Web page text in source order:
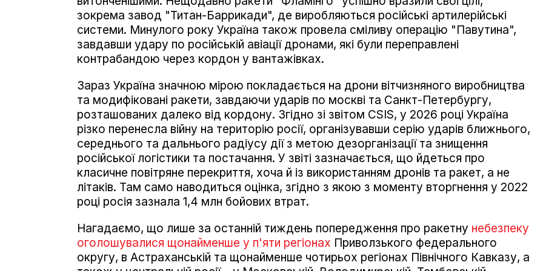
зокрема завод "Титан-Баррикади", де виробляються російські артилерійські
системи. Минулого року Україна також провела сміливу операцію "Павутина",
завдавши удару по російській авіації дронами, які були переправлені
контрабандою через кордон у вантажівках.
Зараз Україна значною мірою покладається на дрони вітчизняного виробництва
та модифіковані ракети, завдаючи ударів по москві та Санкт-Петербургу,
розташованих далеко від кордону. Згідно зі звітом CSIS, у 2026 році Україна
різко перенесла війну на територію росії, організувавши серію ударів ближнього,
середнього та дальнього радіусу дії з метою дезорганізації та знищення
російської логістики та постачання. У звіті зазначається, що йдеться про
класичне повітряне перекриття, хоча й із використанням дронів та ракет, а не
літаків. Там само наводиться оцінка, згідно з якою з моменту вторгнення у 2022
році росія зазнала 1,4 млн бойових втрат.
Нагадаємо, що лише за останній тиждень попередження про ракетну небезпеку
оголошувалися щонайменше у п'яти регіонах Приволзького федерального
округу, в Астраханській та щонайменше чотирьох регіонах Північного Кавказу, а